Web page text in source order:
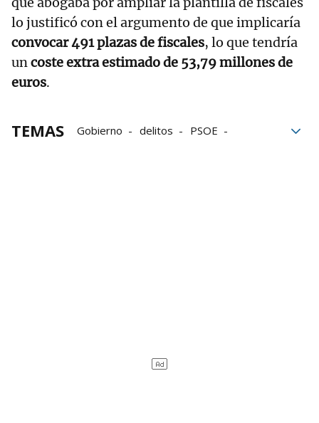
lo justificó con el argumento de que implicaría
convocar 491 plazas de fiscales, lo que tendría
uncoste extra estimado de 53,79 millones de
euros.
TEMAS Gobierno delitos
PSOE